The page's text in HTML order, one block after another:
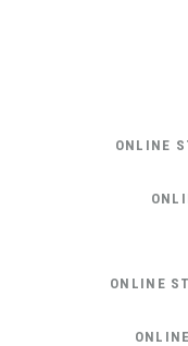
ONLINE
ONLINE